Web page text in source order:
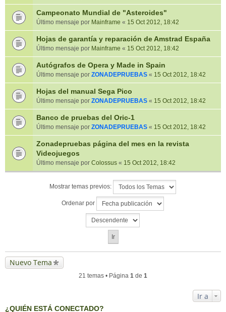
Campeonato Mundial de "Asteroides"
Último mensaje por Mainframe « 15 Oct 2012, 18:42
Hojas de garantía y reparación de Amstrad España
Último mensaje por Mainframe « 15 Oct 2012, 18:42
Autógrafos de Opera y Made in Spain
Último mensaje por ZONADEPRUEBAS « 15 Oct 2012, 18:42
Hojas del manual Sega Pico
Último mensaje por ZONADEPRUEBAS « 15 Oct 2012, 18:42
Banco de pruebas del Oric-1
Último mensaje por ZONADEPRUEBAS « 15 Oct 2012, 18:42
Zonadepruebas página del mes en la revista
Videojuegos
Último mensaje por Colossus « 15 Oct 2012, 18:42
Mostrar temas previos:
Ordenar por
Nuevo Tema
21 temas • Página 1 de 1
Ir a
¿QUIÉN ESTÁ CONECTADO?